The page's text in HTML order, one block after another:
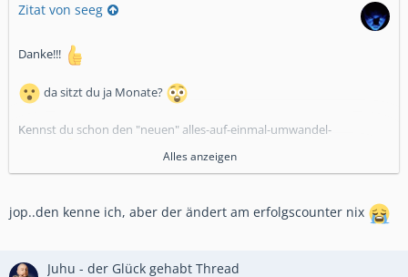
Zitat von seeg
Danke!!!
da sitzt du ja Monate?
Kennst du schon den "neuen" alles-auf-einmal-umwandel-
Alles anzeigen
jop..den kenne ich, aber der ändert am erfolgscounter nix
Juhu - der Glück gehabt Thread